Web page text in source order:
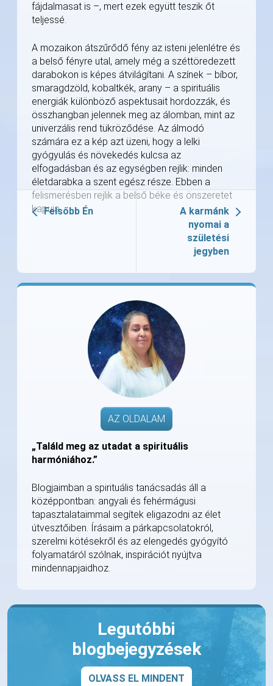
fájdalmasat is –, mert ezek együtt teszik őt
teljessé.
A mozaikon átszűrődő fény az isteni jelenlétre és
a belső fényre utal, amely még a széttöredezett
darabokon is képes átvilágítani. A színek – bíbor,
smaragdzöld, kobaltkék, arany – a spirituális
energiák különböző aspektusait hordozzák, és
összhangban jelennek meg az álomban, mint az
univerzális rend tükröződése. Az álmodó
számára ez a kép azt üzeni, hogy a lelki
gyógyulás és növekedés kulcsa az
elfogadásban és az egységben rejlik: minden
életdarabka a szent egész része. Ebben a
felismerésben rejlik a belső béke és önszeretet
kapuja.
Felsőbb Én
A karmánk
nyomai a
születési
jegyben
AZ OLDALAM
„Találd meg az utadat a spirituális
harmóniához.”
Blogjaimban a spirituális tanácsadás áll a
középpontban: angyali és fehérmágusi
tapasztalataimmal segítek eligazodni az élet
útvesztőiben. Írásaim a párkapcsolatokról,
szerelmi kötésekről és az elengedés gyógyító
folyamatáról szólnak, inspirációt nyújtva
mindennapjaidhoz.
Legutóbbi
blogbejegyzések
OLVASS EL MINDENT